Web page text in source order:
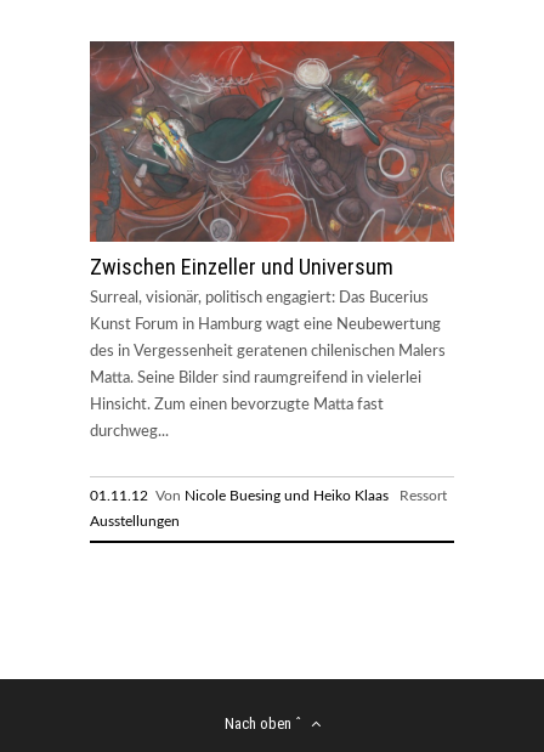
Zwischen Einzeller und Universum
Surreal, visionär, politisch engagiert: Das Bucerius
Kunst Forum in Hamburg wagt eine Neubewertung
des in Vergessenheit geratenen chilenischen Malers
Matta. Seine Bilder sind raumgreifend in vielerlei
Hinsicht. Zum einen bevorzugte Matta fast
durchweg...
01.11.12 Von Nicole Buesing und Heiko Klaas Ressort
Ausstellungen
Nach oben ˆ